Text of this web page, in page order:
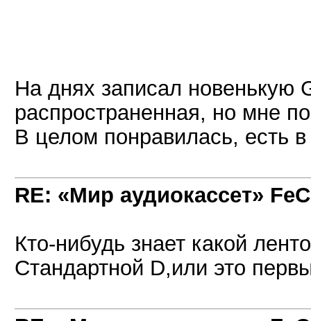
На днях записал новенькую
распространенная, но мне
В целом понравилась, есть в
RE: «Мир аудиокассет»
Кто-нибудь знает какой
Стандартной D,или это